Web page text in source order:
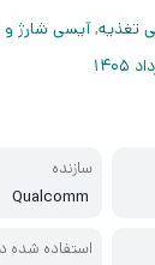
تغذیه,آیسی شارژ و
سازنده
Qualcomm
استفاده شده